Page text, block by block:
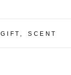
GIFT , SCENT